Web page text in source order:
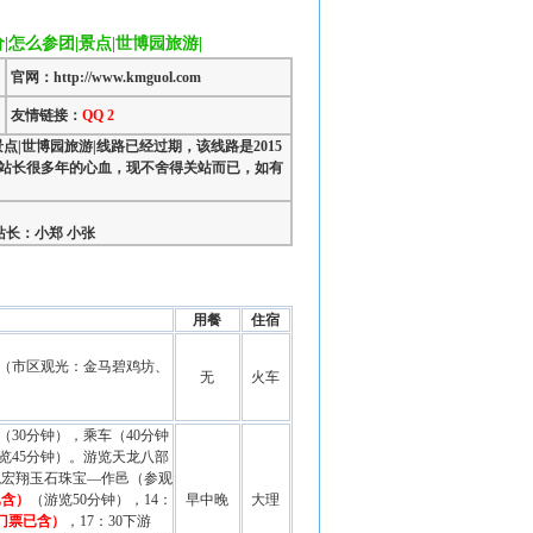
么参团|景点|世博园旅游|
官网：http://www.kmguol.com
友情链接： QQ 2
|世博园旅游|线路已经过期，该线路是2015
长很多年的心血，现不舍得关站而已，如有
：小郑 小张
用餐 住宿
区观光：金马碧鸡坊、
无 火车
30分钟），乘车（40分钟
45分钟）。游览天龙八部
翔玉石珠宝—作邑（参观
）
（游览50分钟），14：
票已含）
，17：30下游
早中晚 大理